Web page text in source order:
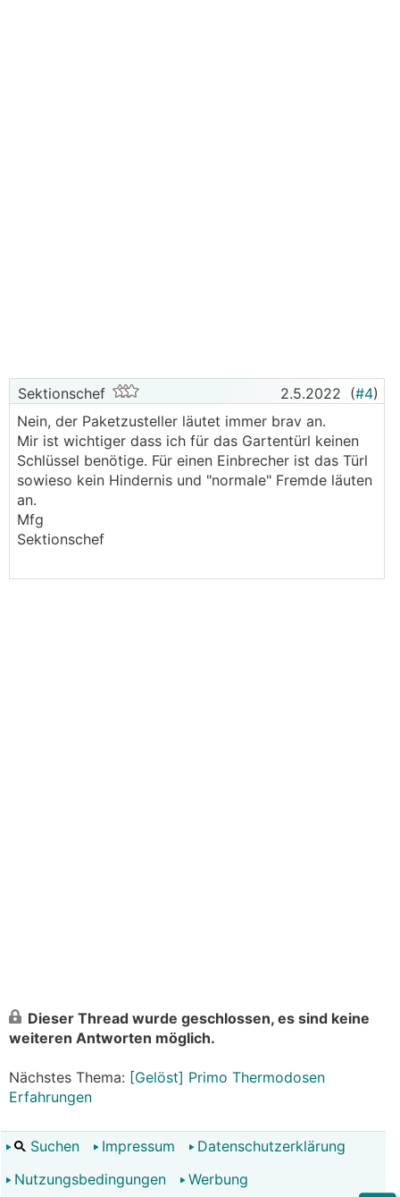
Sektionschef 2.5.2022 (#4)
Nein, der Paketzusteller läutet immer brav an.
Mir ist wichtiger dass ich für das Gartentürl keinen
Schlüssel benötige. Für einen Einbrecher ist das Türl
sowieso kein Hindernis und "normale" Fremde läuten
an.
Mfg
Sektionschef
Dieser Thread wurde geschlossen, es sind keine
weiteren Antworten möglich.
Nächstes Thema: [Gelöst] Primo Thermodosen
Erfahrungen
Suchen Impressum
Datenschutzerklärung
Nutzungsbedingungen
Werbung